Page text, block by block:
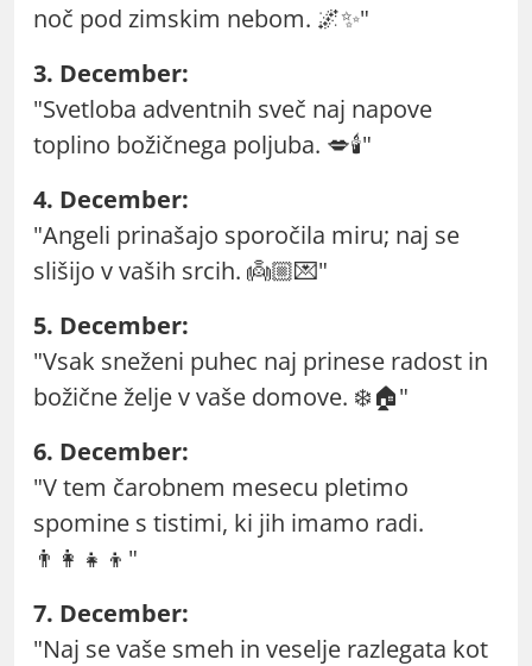
noč pod zimskim nebom. 🌌✨"
3. December:
"Svetloba adventnih sveč naj napove
toplino božičnega poljuba. 💋🕯️"
4. December:
"Angeli prinašajo sporočila miru; naj se
slišijo v vaših srcih. 👼🏼💌"
5. December:
"Vsak sneženi puhec naj prinese radost in
božične želje v vaše domove. ❄️🏠"
6. December:
"V tem čarobnem mesecu pletimo
spomine s tistimi, ki jih imamo radi.
👨‍👩‍👧‍👦"
7. December:
"Naj se vaše smeh in veselje razlegata kot